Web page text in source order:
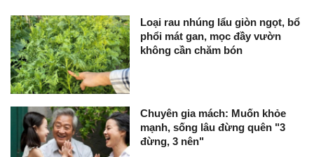
Loại rau nhúng lẩu giòn ngọt, bổ
phổi mát gan, mọc đầy vườn
không cần chăm bón
Chuyên gia mách: Muốn khỏe
mạnh, sống lâu đừng quên "3
đừng, 3 nên"